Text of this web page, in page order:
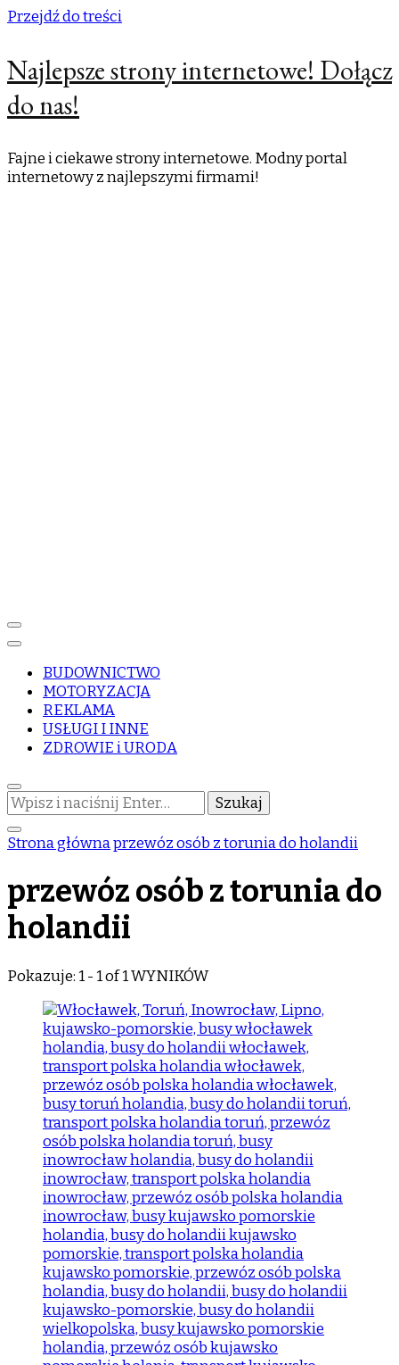
Przejdź do treści
Najlepsze strony internetowe! Dołącz
do nas!
Fajne i ciekawe strony internetowe. Modny portal
internetowy z najlepszymi firmami!
BUDOWNICTWO
MOTORYZACJA
REKLAMA
USŁUGI I INNE
ZDROWIE i URODA
Szukasz
czegoś?
Strona głównaprzewóz osób z torunia do holandii
przewóz osób z torunia do
holandii
Pokazuje: 1 - 1 of 1 WYNIKÓW